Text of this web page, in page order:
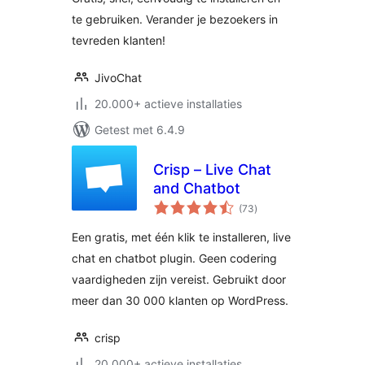
te gebruiken. Verander je bezoekers in
tevreden klanten!
JivoChat
20.000+ actieve installaties
Getest met 6.4.9
Crisp – Live Chat
and Chatbot
(73totaal
waarderingen
)
Een gratis, met één klik te installeren, live
chat en chatbot plugin. Geen codering
vaardigheden zijn vereist. Gebruikt door
meer dan 30 000 klanten op WordPress.
crisp